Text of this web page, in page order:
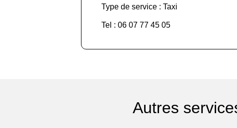
Type de service : Taxi
Tel : 06 07 77 45 05
Autres